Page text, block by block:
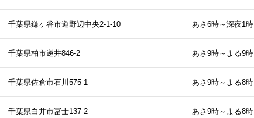
千葉県鎌ヶ谷市道野辺中央2-1-10 あさ6時～深夜1時
千葉県柏市逆井846-2 あさ9時～よる9時
千葉県佐倉市石川575-1 あさ9時～よる8時
千葉県白井市冨士137-2 あさ9時～よる8時